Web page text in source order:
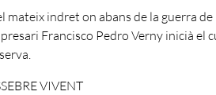
mateix indret on abans de la guerra
Francisco Pedro Verny inicià el
VIVENT